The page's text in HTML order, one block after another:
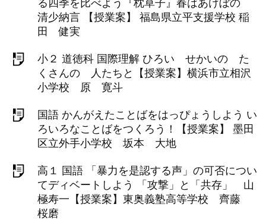
る四季を比べよう『枕草子』春はあけぼの
清少納言 【授業案】 福島県立平支援学校 稲
田 健実
小２ 道徳科 国際理解 ひろい せかいの た
くさんの 人たちと【授業案】横浜市立相沢
小学校 原 寛斗
国語 かんがえたことばをはっぴょうしよう い
ろいろなことばをつくろう！【授業案】 墨田
区立外手小学校 坂本 大地
高１ 国語 「暴力を是認する声」の可否につい
てディベートしよう 「攻撃」と「共存」 山
極寿一【授業案】東奥義塾高等学校 齊藤
桜磨